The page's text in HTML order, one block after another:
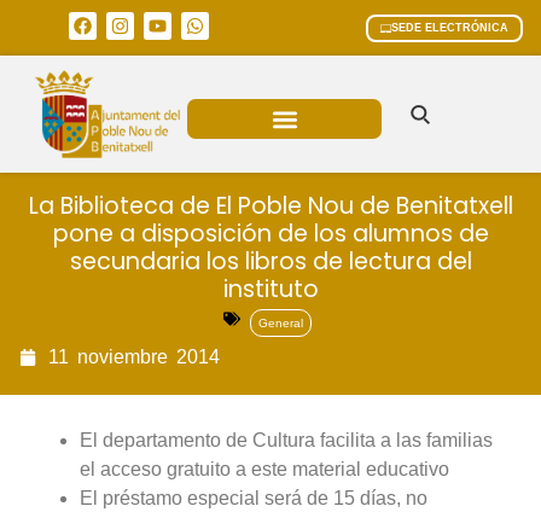
SEDE ELECTRÓNICA
La Biblioteca de El Poble Nou de Benitatxell
pone a disposición de los alumnos de
secundaria los libros de lectura del
instituto
General
11 noviembre 2014
El departamento de Cultura facilita a las familias
el acceso gratuito a este material educativo
El préstamo especial será de 15 días, no